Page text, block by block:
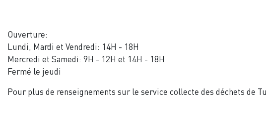
Ouverture:
Lundi, Mardi et Vendredi: 14H - 18H
Mercredi et Samedi: 9H - 12H et 14H - 18H
Fermé le jeudi
Pour plus de renseignements sur le service collecte des déchets de